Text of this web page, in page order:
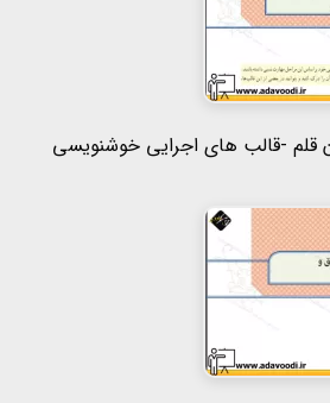
قلم -قالب های اجرایی خوشنویسی